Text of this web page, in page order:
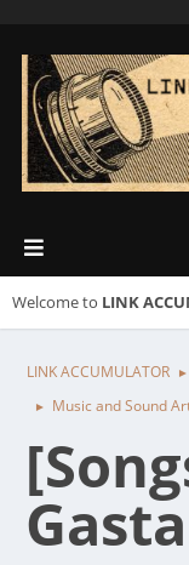
Welcome to LINK
LINK ACCUMULATOR ►
► Music and Sound